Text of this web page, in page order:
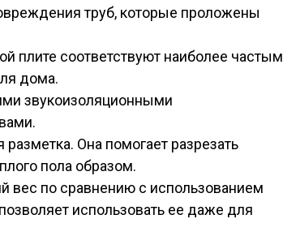
труб, которые проложены
плите соответствуют наиболее частым
дома.
звукоизоляционными
Она помогает разрезать
пола образом.
вес по сравнению с использованием
использовать ее даже для